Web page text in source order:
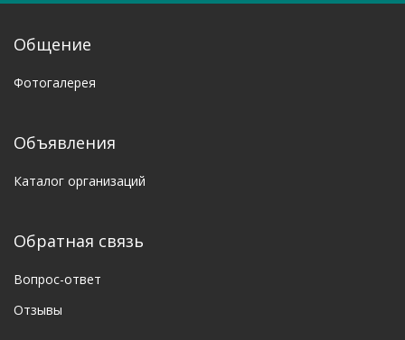
Общение
Фотогалерея
Объявления
Каталог организаций
Обратная связь
Вопрос-ответ
Отзывы